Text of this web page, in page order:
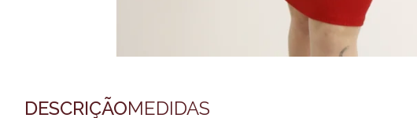
DESCRIÇÃOMEDIDAS